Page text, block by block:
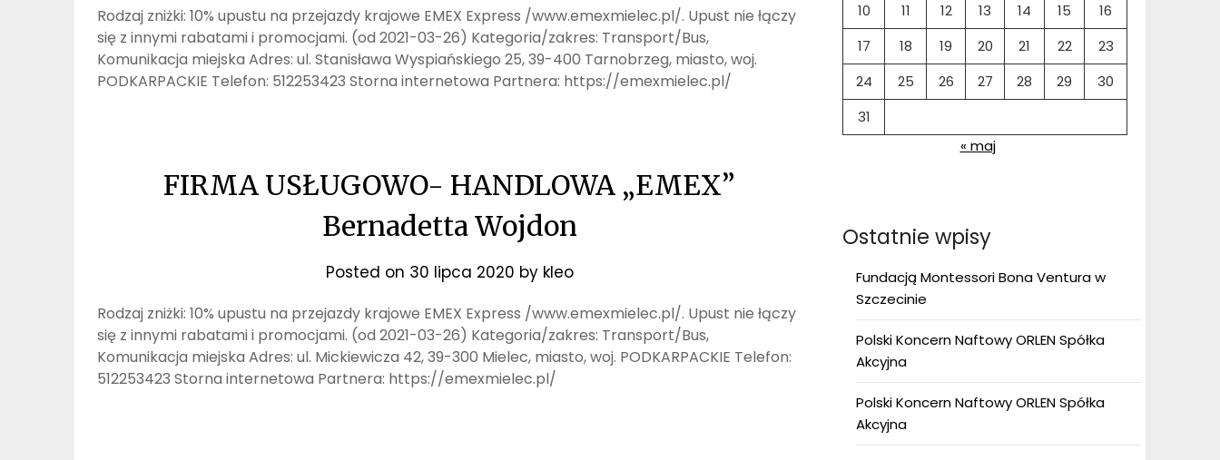
Rodzaj zniżki: 10% upustu na przejazdy krajowe EMEX Express /www.emexmielec.pl/. Upust nie łączy
się z innymi rabatami i promocjami. (od 2021-03-26) Kategoria/zakres: Transport/Bus,
Komunikacja miejska Adres: ul. Stanisława Wyspiańskiego 25, 39-400 Tarnobrzeg, miasto, woj.
PODKARPACKIE Telefon: 512253423 Storna internetowa Partnera: https://emexmielec.pl/
FIRMA USŁUGOWO- HANDLOWA „EMEX”
Bernadetta Wojdon
Posted on 30 lipca 2020 by kleo
Rodzaj zniżki: 10% upustu na przejazdy krajowe EMEX Express /www.emexmielec.pl/. Upust nie łączy
się z innymi rabatami i promocjami. (od 2021-03-26) Kategoria/zakres: Transport/Bus,
Komunikacja miejska Adres: ul. Mickiewicza 42, 39-300 Mielec, miasto, woj. PODKARPACKIE Telefon:
512253423 Storna internetowa Partnera: https://emexmielec.pl/
10
11 12 13 14 15
16
17
18 19 20 21 22
23
24
25 26 27 28 29
30
31
« maj
Ostatnie wpisy
Fundacją Montessori Bona Ventura w
Szczecinie
Polski Koncern Naftowy ORLEN Spółka
Akcyjna
Polski Koncern Naftowy ORLEN Spółka
Akcyjna